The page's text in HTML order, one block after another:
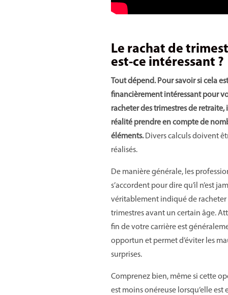
Le rachat de
est-ce intéressant ?
Tout dépend. Pour savoir si cela est
financièrement intéressant pour
racheter des trimestres de retraite,
réalité prendre en compte de
éléments.Divers calculs doivent
réalisés.
De manière générale, les
s’accordent pour dire qu’il n’est
véritablement indiqué de racheter
trimestres avant un certain âge.
fin de votre carrière est
opportun et permet d’éviter les
surprises.
Comprenez bien, même si cette
est moins onéreuse lorsqu’elle est